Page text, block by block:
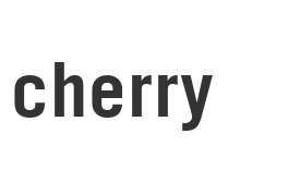
cherry